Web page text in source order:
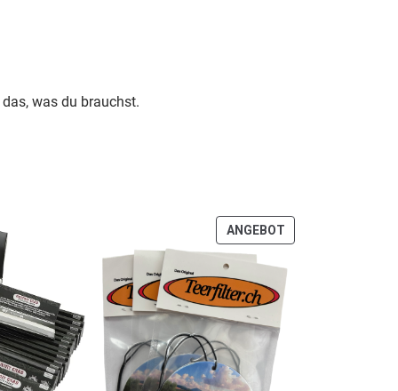
was du brauchst.
ANGEBOTPRODUKT
IM
ANGEBOT